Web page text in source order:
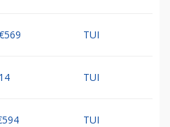
TUI
TUI
TUI